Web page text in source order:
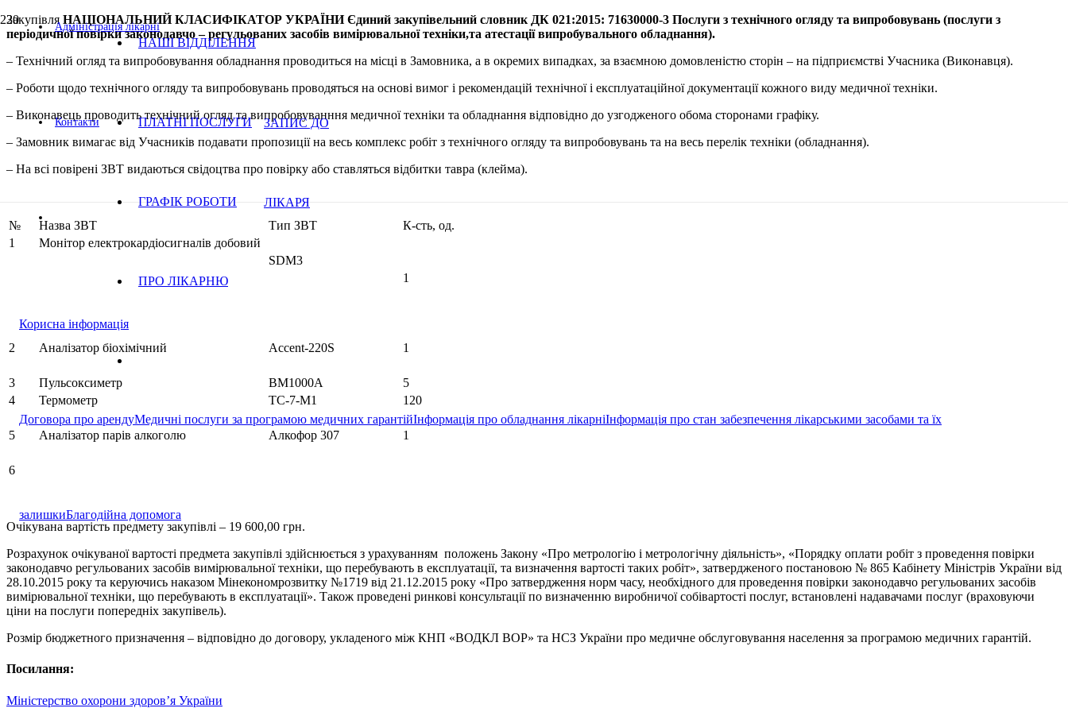
Адміністрація лікарні
Контакти
Корисна інформація
Договора про арендуМедичні послуги за програмою медичних гарантійІнформація про обладнання лікарніІнформація про стан забезпечення лікарськими засобами та їх
залишкиБлагодійна допомога
НАШІ ВІДДІЛЕННЯ
ПЛАТНІ ПОСЛУГИ
ГРАФІК РОБОТИ
ПРО ЛІКАРНЮ
ЗАПИС ДО
ЛІКАРЯ
Закупівля НАЦІОНАЛЬНИЙ КЛАСИФІКАТОР УКРАЇНИ Єдиний закупівельний словник ДК 021:2015: 71630000-3 Послуги з технічного огляду та випробовувань (послуги з
періодичної повірки законодавчо – регульованих засобів вимірювальної техніки,та атестації випробувального обладнання).
– Технічний огляд та випробовування обладнання проводиться на місці в Замовника, а в окремих випадках, за взаємною домовленістю сторін – на підприємстві Учасника (Виконавця).
– Роботи щодо технічного огляду та випробовувань проводяться на основі вимог і рекомендацій технічної і експлуатаційної документації кожного виду медичної техніки.
– Виконавець проводить технічний огляд та випробовуванння медичної техніки та обладнання відповідно до узгодженого обома сторонами графіку.
– Замовник вимагає від Учасників подавати пропозиції на весь комплекс робіт з технічного огляду та випробовувань та на весь перелік техніки (обладнання).
– На всі повірені ЗВТ видаються свідоцтва про повірку або ставляться відбитки тавра (клейма).
№ Назва ЗВТ Тип ЗВТ
К-сть, од.
1
Монітор електрокардіосигналів добовий
SDM3
1
2 Аналізатор біохімічний Accent-220S 1
3 Пульсоксиметр ВМ1000А
5
4
Термометр ТC-7-М1 120
5 Аналізатор парів алкоголю Алкофор 307 1
6
Очікувана вартість предмету закупівлі – 19 600,00 грн.
Розрахунок очікуваної вартості предмета закупівлі здійснюється з урахуванням положень Закону «Про метрологію і метрологічну діяльність», «Порядку оплати робіт з проведення повірки
законодавчо регульованих засобів вимірювальної техніки, що перебувають в експлуатації, та визначення вартості таких робіт», затвердженого постановою № 865 Кабінету Міністрів України від
28.10.2015 року та керуючись наказом Мінекономрозвитку №1719 від 21.12.2015 року «Про затвердження норм часу, необхідного для проведення повірки законодавчо регульованих засобів
вимірювальної техніки, що перебувають в експлуатації». Також проведені ринкові консультації по визначенню виробничої собівартості послуг, встановлені надавачами послуг (враховуючи
ціни на послуги попередніх закупівель).
Розмір бюджетного призначення – відповідно до договору, укладеного між КНП «ВОДКЛ ВОР» та НСЗ України про медичне обслуговування населення за програмою медичних гарантій.
Посилання:
Міністерство охорони здоров’я України